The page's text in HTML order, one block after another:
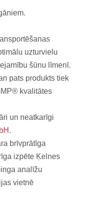
uzturvielu
šūnu līmenī.
pats produkts tiek
kvalitātes
un neatkarīgi
.
brīvprātīga
izpēte Ķelnes
analīžu
vietnē